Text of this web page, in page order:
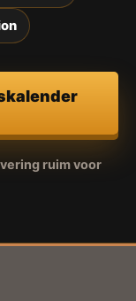
ruim voor